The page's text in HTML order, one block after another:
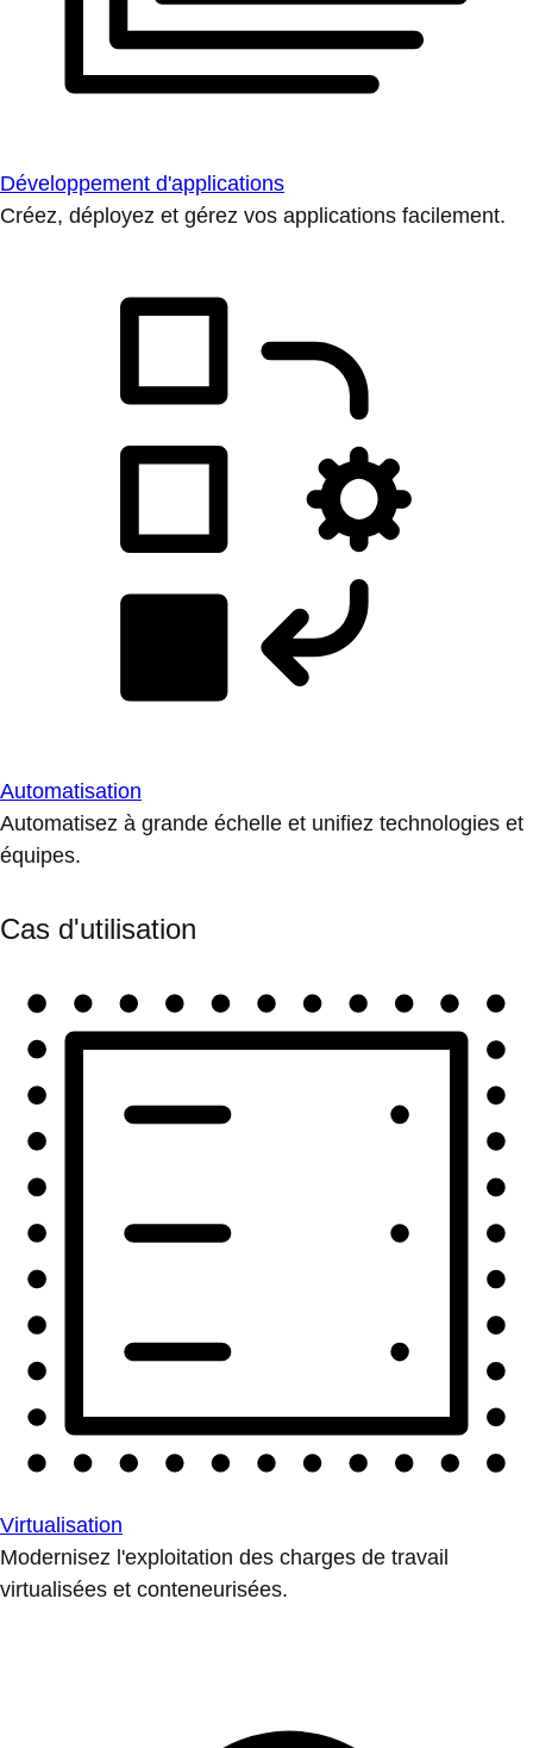
Développement d'applications
Créez, déployez et gérez vos applications facilement.
Automatisation
Automatisez à grande échelle et unifiez technologies et
équipes.
Cas d'utilisation
Virtualisation
Modernisez l'exploitation des charges de travail
virtualisées et conteneurisées.